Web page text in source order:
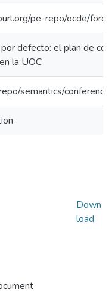
pe-repo/ocde/
defecto: el plan de
la UOC
semantics/
Down
load